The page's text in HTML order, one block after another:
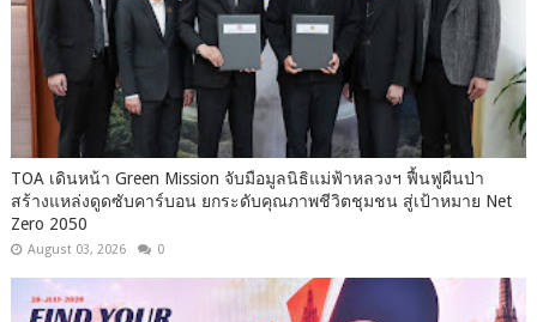
TOA เดินหน้า Green Mission จับมือมูลนิธิแม่ฟ้าหลวงฯ ฟื้นฟูผืนป่า
สร้างแหล่งดูดซับคาร์บอน ยกระดับคุณภาพชีวิตชุมชน สู่เป้าหมาย Net
Zero 2050
August 03, 2026 0